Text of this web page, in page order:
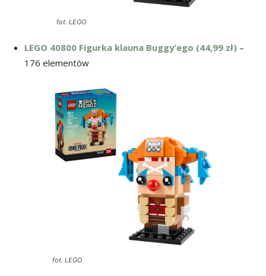
fot. LEGO
LEGO 40800 Figurka klauna Buggy’ego (44,99 zł) –
176 elementów
fot. LEGO